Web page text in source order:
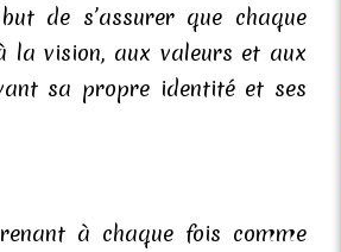
de s’assurer que chaque
la vision, aux valeurs et aux
sa propre identité et ses
à chaque fois comme